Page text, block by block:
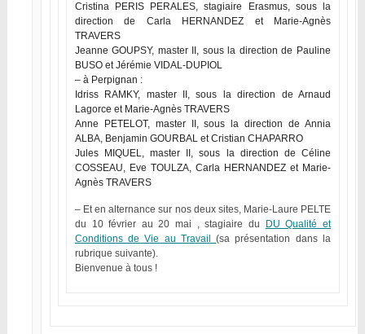
Cristina PERIS PERALES, stagiaire Erasmus, sous la
direction de Carla HERNANDEZ et Marie-Agnès
TRAVERS
Jeanne GOUPSY, master II, sous la direction de Pauline
BUSO et Jérémie VIDAL-DUPIOL
– à Perpignan :
Idriss RAMKY, master II, sous la direction de Arnaud
Lagorce et Marie-Agnès TRAVERS
Anne PETELOT, master II, sous la direction de Annia
ALBA, Benjamin GOURBAL et Cristian CHAPARRO
Jules MIQUEL, master II, sous la direction de Céline
COSSEAU, Eve TOULZA, Carla HERNANDEZ et Marie-
Agnès TRAVERS
– Et en alternance sur nos deux sites, Marie-Laure PELTE
du 10 février au 20 mai , stagiaire du
DU Qualité et
Conditions de Vie au Travail(sa présentation dans la
rubrique suivante).
Bienvenue à tous !